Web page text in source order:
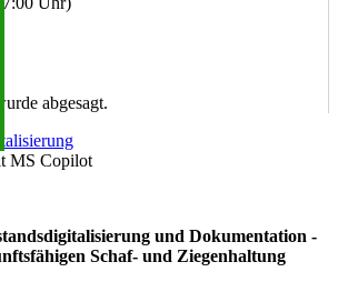
abgesagt.
MS Copilot
und Dokumentation -
Schaf- und Ziegenhaltung